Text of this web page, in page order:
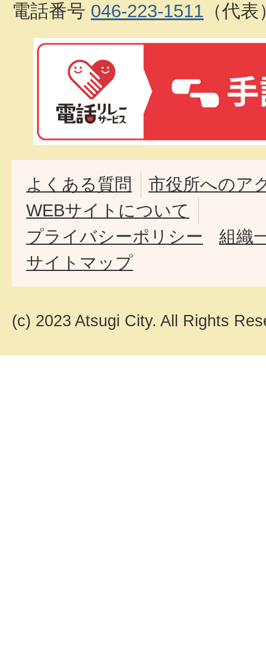
電話番号 046-223-1511 （代表
よくある質問
市役所へのア
WEBサイトについて
プライバシーポリシー
組織
サイトマップ
(c) 2023 Atsugi City. All Rights